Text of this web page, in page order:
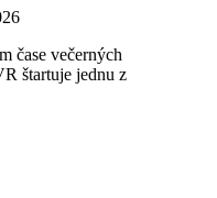
čase večerných
štartuje jednu z